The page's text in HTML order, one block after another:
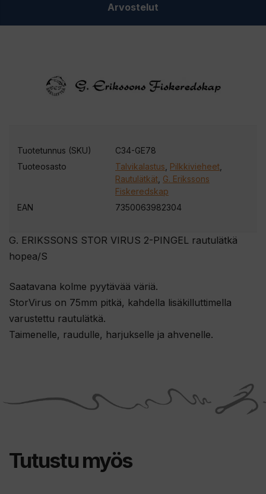
Arvostelut
G. ERIKSSONS STOR VIRUS 2-PINGEL rautulätkä
hopea/S
Saatavana kolme pyytävää väriä.
StorVirus on 75mm pitkä, kahdella lisäkilluttimella
varustettu rautulätkä.
Taimenelle, raudulle, harjukselle ja ahvenelle.
Tuotetunnus (SKU)
C34-GE78
Tuoteosasto
Talvikalastus Pilkkivieheet
Rautulätkät G. Erikssons
Fiskeredskap
EAN
7350063982304
Tutustu myös